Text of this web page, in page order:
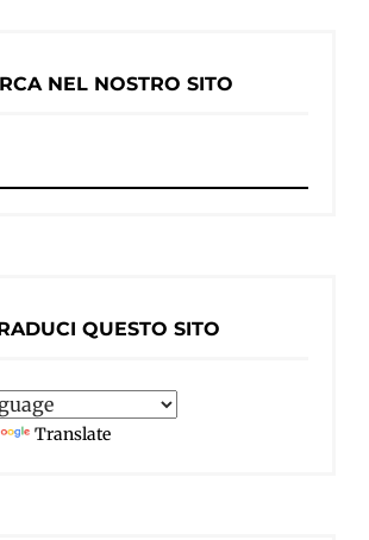
NEL NOSTRO SITO
QUESTO SITO
Translate